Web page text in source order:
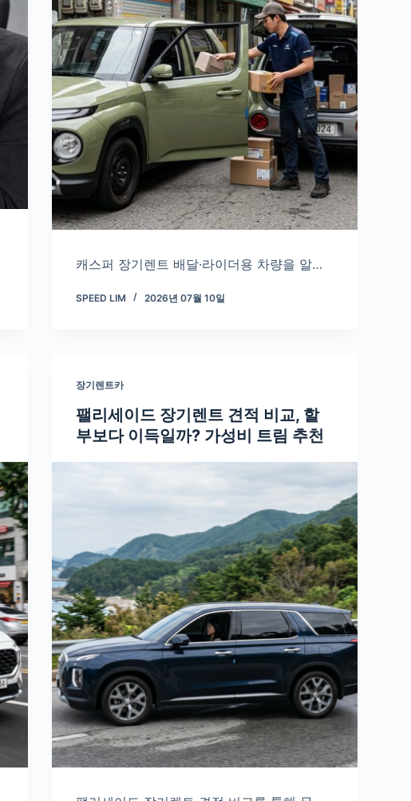
캐스퍼 장기렌트 배달·라이더용 차량을 알…
SPEED LIM 2026년 07월 10일
장기렌트카
팰리세이드 장기렌트 견적 비교, 할
부보다 이득일까? 가성비 트림 추천